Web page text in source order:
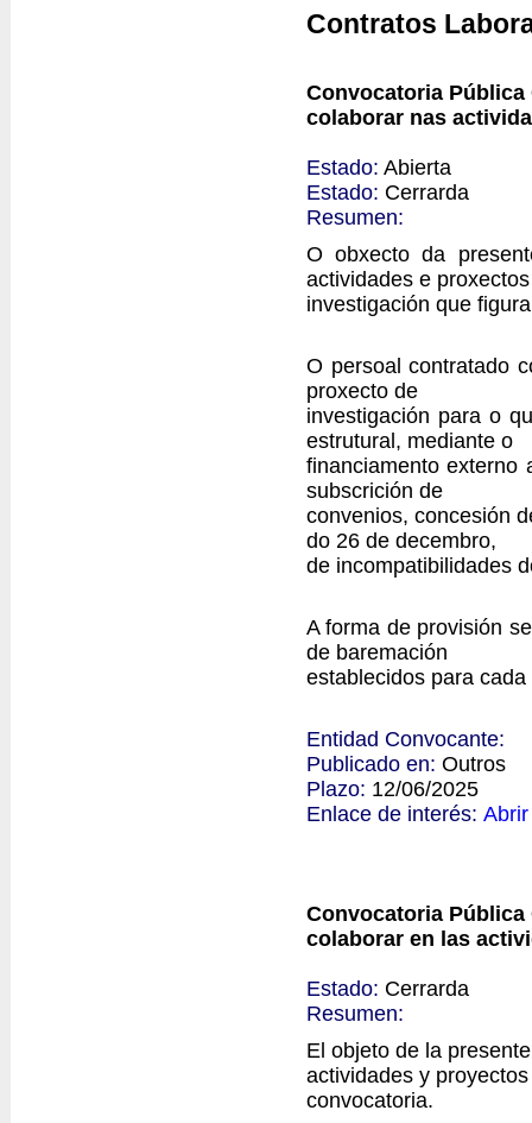
Contratos
Convocatoria Pública
colaborar nas
Estado: Abierta
Estado: Cerrarda
Resumen:
O obxecto da
actividades e
investigación que
O persoal contratado
proxecto de
investigación para o
estrutural, mediante o
financiamento externo
subscrición de
convenios, concesión
do 26 de decembro,
de incompatibilidades
A forma de provisión
de baremación
establecidos para cada
Entidad Convocante:
Publicado en: Outros
Plazo: 12/06/2025
Enlace de interés:
Convocatoria Pública
colaborar en las
Estado: Cerrarda
Resumen:
El objeto de la
actividades y
convocatoria.